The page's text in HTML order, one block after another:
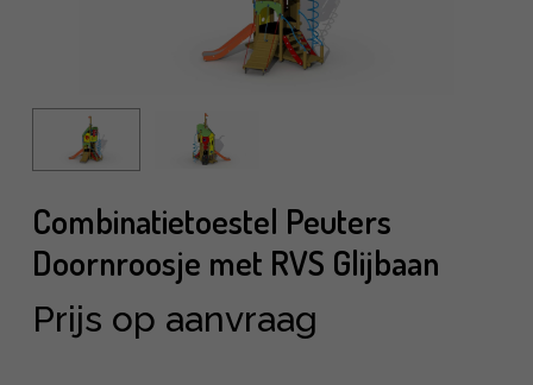
Combinatietoestel Peuters
Doornroosje met RVS Glijbaan
Prijs op aanvraag